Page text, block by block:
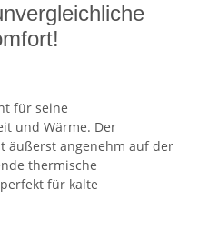
für seine
und Wärme. Der
äußerst angenehm auf der
thermische
für kalte